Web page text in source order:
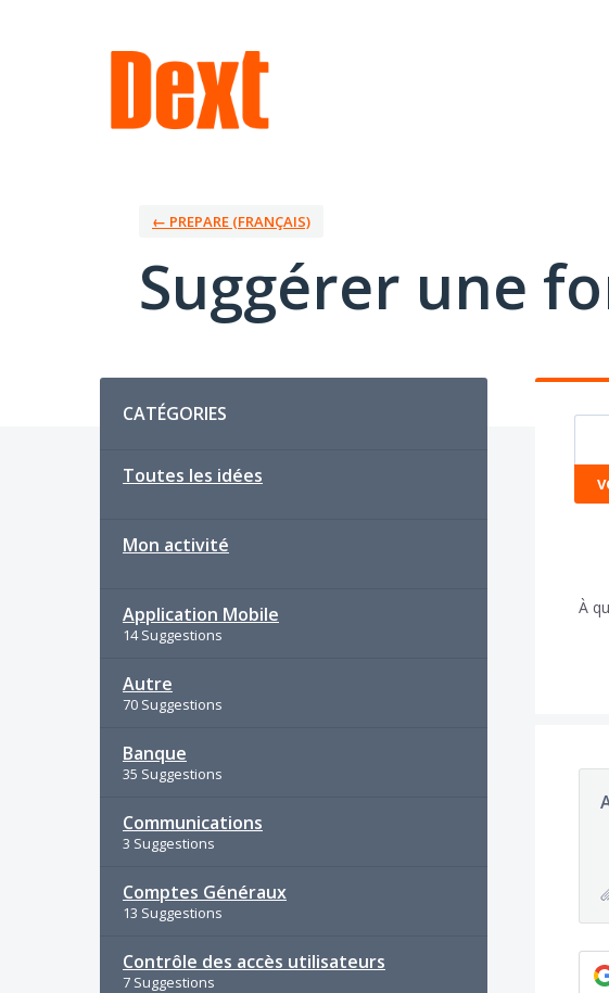
← PREPARE (FRANÇAIS)
Suggérer une
CATÉGORIES
Toutes les idées
Mon activité
Application Mobile
14 Suggestions
Autre
70 Suggestions
Banque
35 Suggestions
Communications
3 Suggestions
Comptes Généraux
13 Suggestions
Contrôle des accès utilisateurs
7 Suggestions
À